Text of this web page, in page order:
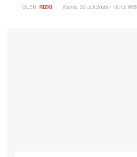
OLEH: RIZKI Kamis, 30 Juli 2026 / 19:12 WIB